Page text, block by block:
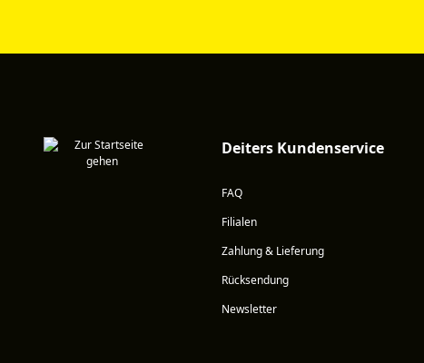
Deiters Kundenservice
FAQ
Filialen
Zahlung & Lieferung
Rücksendung
Newsletter